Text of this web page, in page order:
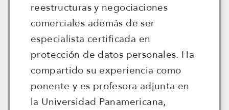
reestructuras y negociaciones
comerciales además de ser
especialista certificada en
protección de datos personales. Ha
compartido su experiencia como
ponente y es profesora adjunta en
la Universidad Panamericana,